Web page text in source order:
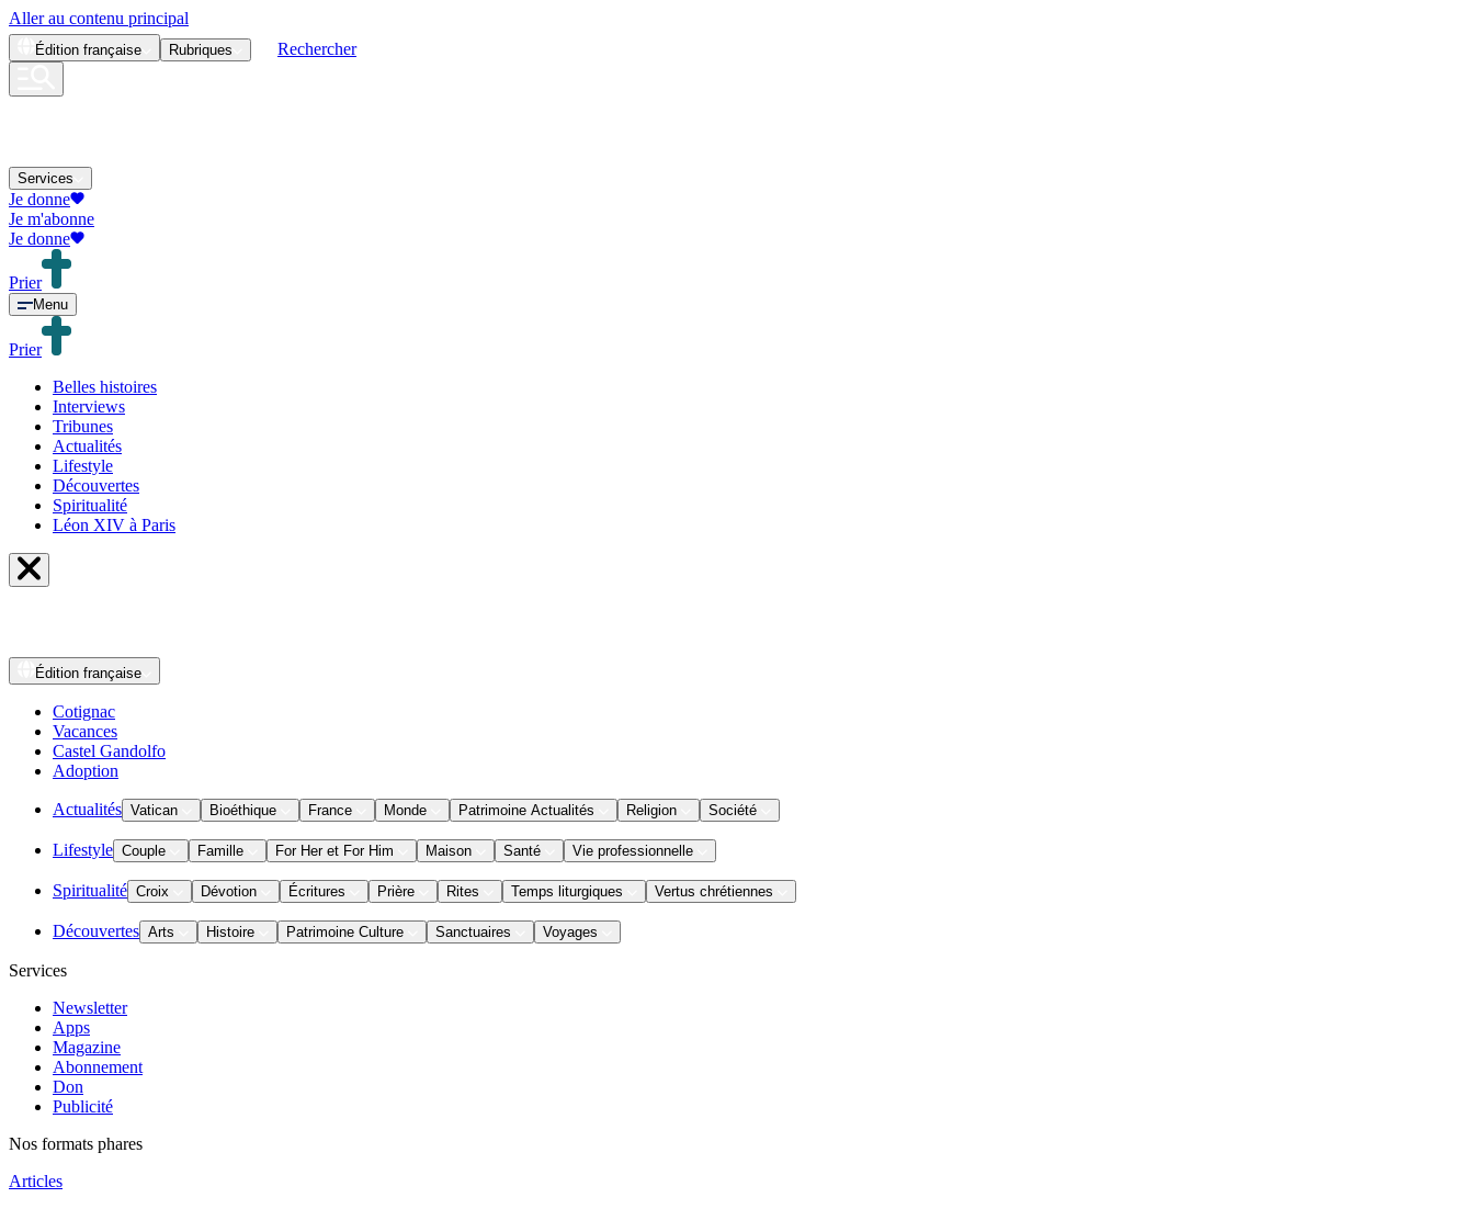
Aller au contenu principal
Édition française Rubriques Rechercher
Services
Je donne
Je m'abonne
Je donne
Prier
Menu
Prier
Belles histoires
Interviews
Tribunes
Actualités
Lifestyle
Découvertes
Spiritualité
Léon XIV à Paris
Édition française
Cotignac
Vacances
Castel Gandolfo
Adoption
Actualités Vatican Bioéthique France Monde Patrimoine Actualités Religion Société
Lifestyle Couple Famille For Her et For Him Maison Santé Vie professionnelle
Spiritualité Croix Dévotion Écritures Prière Rites Temps liturgiques Vertus chrétiennes
Découvertes Arts Histoire Patrimoine Culture Sanctuaires Voyages
Services
Newsletter
Apps
Magazine
Abonnement
Don
Publicité
Nos formats phares
Articles